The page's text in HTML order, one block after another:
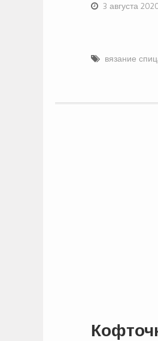
3 августа
вязание